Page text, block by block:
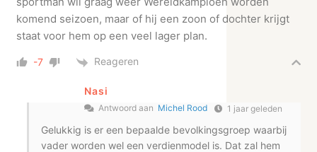
komend seizoen, maar of hij een zoon of dochter krijgt
staat voor hem op een veel lager plan.
-7 Reageren
Nasi
Antwoord aan Michel Rood 1 jaar geleden
Gelukkig is er een bepaalde bevolkingsgroep waarbij
vader worden wel een verdienmodel is. Dat zal hem